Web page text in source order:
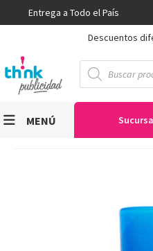
Entrega a Todo el País
Descuentos
Búsqueda
de
productos
MENÚ
Gran